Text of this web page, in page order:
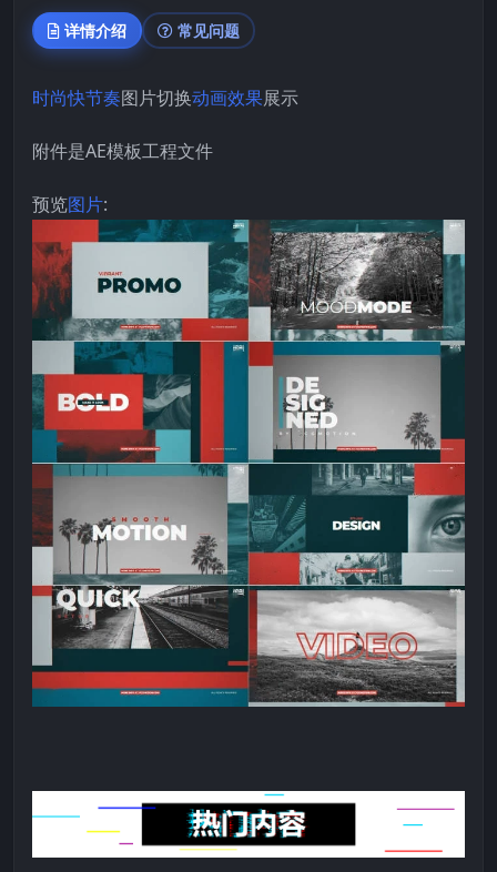
详情介绍 常见问题
时尚快节奏图片切换动画效果展示
附件是AE模板工程文件
预览图片: